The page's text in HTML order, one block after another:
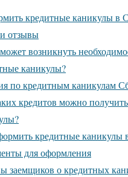
кредитные каникулы в
отзывы
возникнуть
каникулы?
по кредитным каникулам
кредитов можно
кредитные каникулы
для оформления
заемщиков о кредитных